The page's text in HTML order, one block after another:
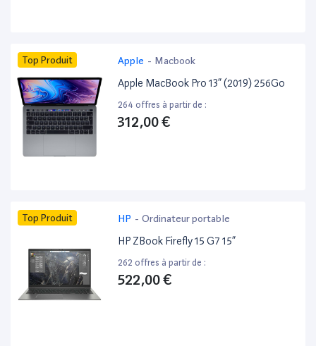
Top Produit Apple - Macbook
Apple MacBook Pro 13” (2019) 256Go
264 offres à partir de :
312,00 €
Top Produit HP - Ordinateur portable
HP ZBook Firefly 15 G7 15”
262 offres à partir de :
522,00 €